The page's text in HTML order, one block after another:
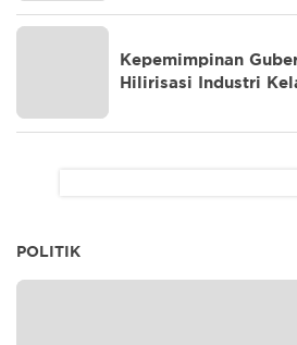
Kepemimpinan
Hilirisasi Industri
POLITIK